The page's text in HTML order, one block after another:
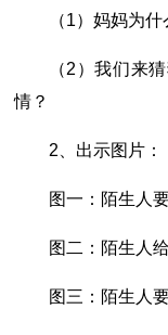
（1）妈妈为
（2）我们来
情？
2、出示图片：
图一：陌生人
图二：陌生人
图三：陌生人